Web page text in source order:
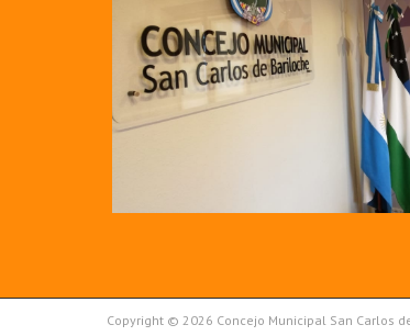
Copyright © 2026 Concejo Municipal San Carlos